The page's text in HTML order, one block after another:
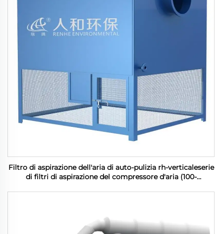
Filtro di aspirazione dell'aria di auto-pulizia rh-verticaleserie
di filtri di aspirazione del compressore d'aria (100-